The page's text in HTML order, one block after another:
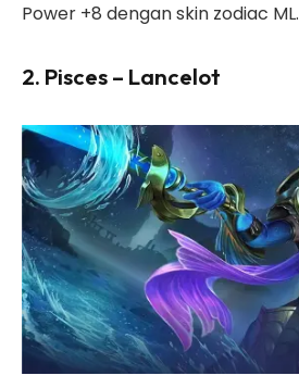
Power +8 dengan skin zodiac ML.
2. Pisces – Lancelot